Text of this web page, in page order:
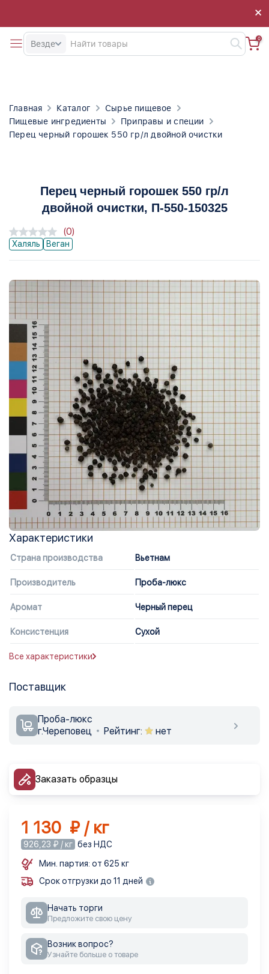
×
×
Везде
0
Главная Каталог
Сырье пищевое
Пищевые ингредиенты
Приправы и специи
Перец черный горошек 550 гр/л двойной очистки
Перец черный горошек 550 гр/л
двойной очистки, П-550-150325
Халяль Веган
(0)
Характеристики
Страна производства Вьетнам
Производитель Проба-люкс
Аромат Черный перец
Консистенция Сухой
Все характеристики
Поставщик
Проба-люкс
г.Череповец
Рейтинг: нет
Заказать образцы
1 130 ₽ / кг
926,23 ₽ / кг без НДС
Мин. партия: от 625 кг
Срок отгрузки до 11 дней
Начать торги
Предложите свою цену
Возник вопрос?
Узнайте больше о товаре